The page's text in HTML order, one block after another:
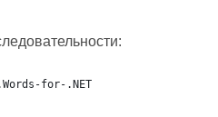
for-.NET